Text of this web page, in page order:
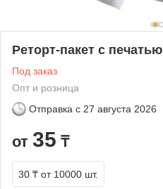
Реторт-пакет с печатью
Под заказ
Опт и розница
Отправка с 27 августа 2026
от 35 ₸
30 ₸ от 10000 шт.